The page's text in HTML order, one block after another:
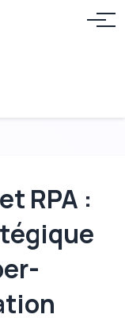
Menu
RPA :